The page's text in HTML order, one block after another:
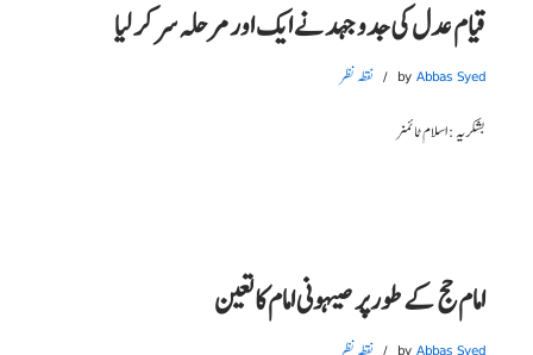
قیام عدل کی جدوجہد نے ایک اور مرحلہ سر کر لیا
by Abbas Syed نقطہ نظر
بشکریہ : اسلام ٹائمز
امام حج کے طور پر صیہونی امام کا تعین
by Abbas Syed نقطہ نظر